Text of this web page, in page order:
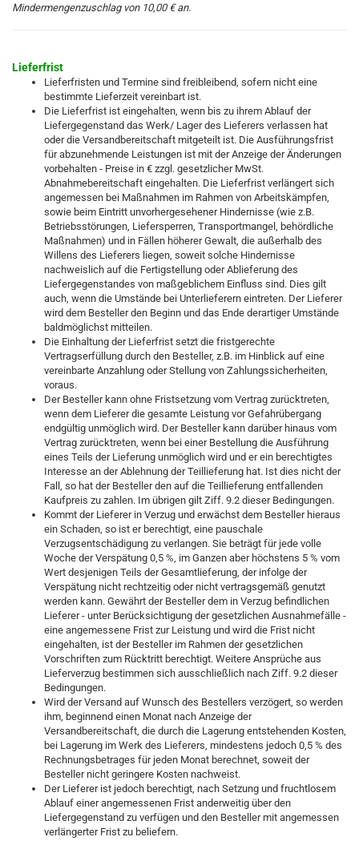
Mindermengenzuschlag von 10,00 € an.
Lieferfrist
Lieferfristen und Termine sind freibleibend, sofern nicht eine
bestimmte Lieferzeit vereinbart ist.
Die Lieferfrist ist eingehalten, wenn bis zu ihrem Ablauf der
Liefergegenstand das Werk/ Lager des Lieferers verlassen hat
oder die Versandbereitschaft mitgeteilt ist. Die Ausführungsfrist
für abzunehmende Leistungen ist mit der Anzeige der Änderungen
vorbehalten - Preise in € zzgl. gesetzlicher MwSt.
Abnahmebereitschaft eingehalten. Die Lieferfrist verlängert sich
angemessen bei Maßnahmen im Rahmen von Arbeitskämpfen,
sowie beim Eintritt unvorhergesehener Hindernisse (wie z.B.
Betriebsstörungen, Liefersperren, Transportmangel, behördliche
Maßnahmen) und in Fällen höherer Gewalt, die außerhalb des
Willens des Lieferers liegen, soweit solche Hindernisse
nachweislich auf die Fertigstellung oder Ablieferung des
Liefergegenstandes von maßgeblichem Einfluss sind. Dies gilt
auch, wenn die Umstände bei Unterlieferern eintreten. Der Lieferer
wird dem Besteller den Beginn und das Ende derartiger Umstände
baldmöglichst mitteilen.
Die Einhaltung der Lieferfrist setzt die fristgerechte
Vertragserfüllung durch den Besteller, z.B. im Hinblick auf eine
vereinbarte Anzahlung oder Stellung von Zahlungssicherheiten,
voraus.
Der Besteller kann ohne Fristsetzung vom Vertrag zurücktreten,
wenn dem Lieferer die gesamte Leistung vor Gefahrübergang
endgültig unmöglich wird. Der Besteller kann darüber hinaus vom
Vertrag zurücktreten, wenn bei einer Bestellung die Ausführung
eines Teils der Lieferung unmöglich wird und er ein berechtigtes
Interesse an der Ablehnung der Teillieferung hat. Ist dies nicht der
Fall, so hat der Besteller den auf die Teillieferung entfallenden
Kaufpreis zu zahlen. Im übrigen gilt Ziff. 9.2 dieser Bedingungen.
Kommt der Lieferer in Verzug und erwächst dem Besteller hieraus
ein Schaden, so ist er berechtigt, eine pauschale
Verzugsentschädigung zu verlangen. Sie beträgt für jede volle
Woche der Verspätung 0,5 %, im Ganzen aber höchstens 5 % vom
Wert desjenigen Teils der Gesamtlieferung, der infolge der
Verspätung nicht rechtzeitig oder nicht vertragsgemäß genutzt
werden kann. Gewährt der Besteller dem in Verzug befindlichen
Lieferer - unter Berücksichtigung der gesetzlichen Ausnahmefälle -
eine angemessene Frist zur Leistung und wird die Frist nicht
eingehalten, ist der Besteller im Rahmen der gesetzlichen
Vorschriften zum Rücktritt berechtigt. Weitere Ansprüche aus
Lieferverzug bestimmen sich ausschließlich nach Ziff. 9.2 dieser
Bedingungen.
Wird der Versand auf Wunsch des Bestellers verzögert, so werden
ihm, beginnend einen Monat nach Anzeige der
Versandbereitschaft, die durch die Lagerung entstehenden Kosten,
bei Lagerung im Werk des Lieferers, mindestens jedoch 0,5 % des
Rechnungsbetrages für jeden Monat berechnet, soweit der
Besteller nicht geringere Kosten nachweist.
Der Lieferer ist jedoch berechtigt, nach Setzung und fruchtlosem
Ablauf einer angemessenen Frist anderweitig über den
Liefergegenstand zu verfügen und den Besteller mit angemessen
verlängerter Frist zu beliefern.